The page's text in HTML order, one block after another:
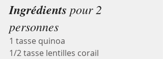
Ingrédients pour 2
personnes
1 tasse quinoa
1/2 tasse lentilles corail